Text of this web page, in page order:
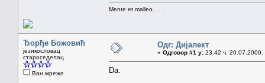
Mente et malleo. . .
Ђорђе Божовић
језикословац
староседелац
Ван мреже
Одг: Дијалект
« Одговор #1 у: 23.42 ч. 20.07.2009.
Da.